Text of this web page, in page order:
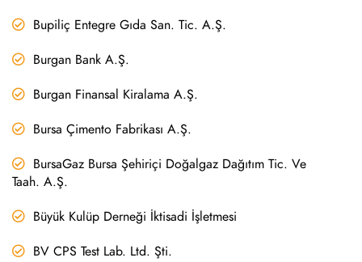
Bupiliç Entegre Gıda San. Tic. A.Ş.
Burgan Bank A.Ş.
Burgan Finansal Kiralama A.Ş.
Bursa Çimento Fabrikası A.Ş.
BursaGaz Bursa Şehiriçi Doğalgaz Dağıtım Tic. Ve
Taah. A.Ş.
Büyük Kulüp Derneği İktisadi İşletmesi
BV CPS Test Lab. Ltd. Şti.